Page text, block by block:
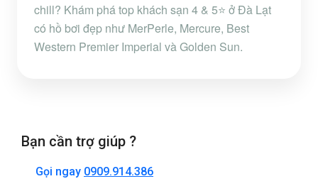
chill? Khám phá top khách sạn 4 & 5⭐ ở Đà Lạt
có hồ bơi đẹp như MerPerle, Mercure, Best
Western Premier Imperial và Golden Sun.
Bạn cần trợ giúp ?
Gọi ngay 0909.914.386